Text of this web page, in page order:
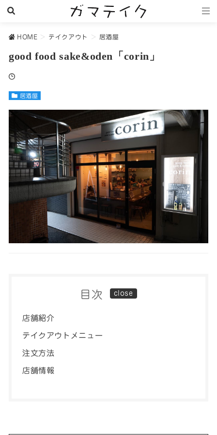
HOME > テイクアウト > 居酒屋
good food sake&oden「corin」
居酒屋
目次
店舗紹介
テイクアウトメニュー
注文方法
店舗情報